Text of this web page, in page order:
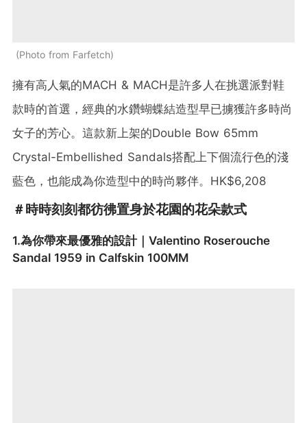
Photo from Farfetch
擁有高人氣的MACH & MACH是許多人在挑選派對鞋
款時的首選，經典的水鑽蝴蝶結造型早已擄獲許多時尚
女子的芳心。這款新上架的Double Bow 65mm
Crystal-Embellished Sandals搭配上下個流行色的淺
藍色，也能成為你造型中的時尚夥伴。HK$6,208
＃時時刻刻都彷彿置身於花園的花朵款式
1.為你帶來最優雅的設計｜Valentino Roserouche
Sandal 1959 in Calfskin 100MM